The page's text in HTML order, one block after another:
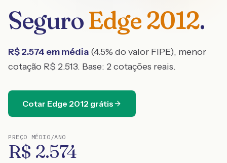
SeguroEdge2012.
R$2.574 em média (4.5% do valor FIPE), menor
cotação R$ 2.513. Base: 2cotações reais.
Cotar Edge 2012 grátis
PREÇO MÉDIO/ANO
R$ 2.574